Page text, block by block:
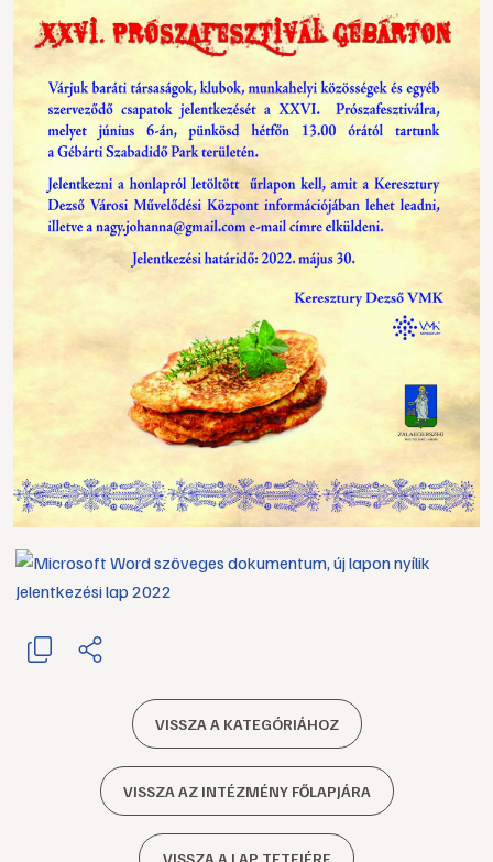
Jelentkezési lap 2022
VISSZA A KATEGÓRIÁHOZ
VISSZA AZ INTÉZMÉNY FŐLAPJÁRA
VISSZA A LAP TETEJÉRE